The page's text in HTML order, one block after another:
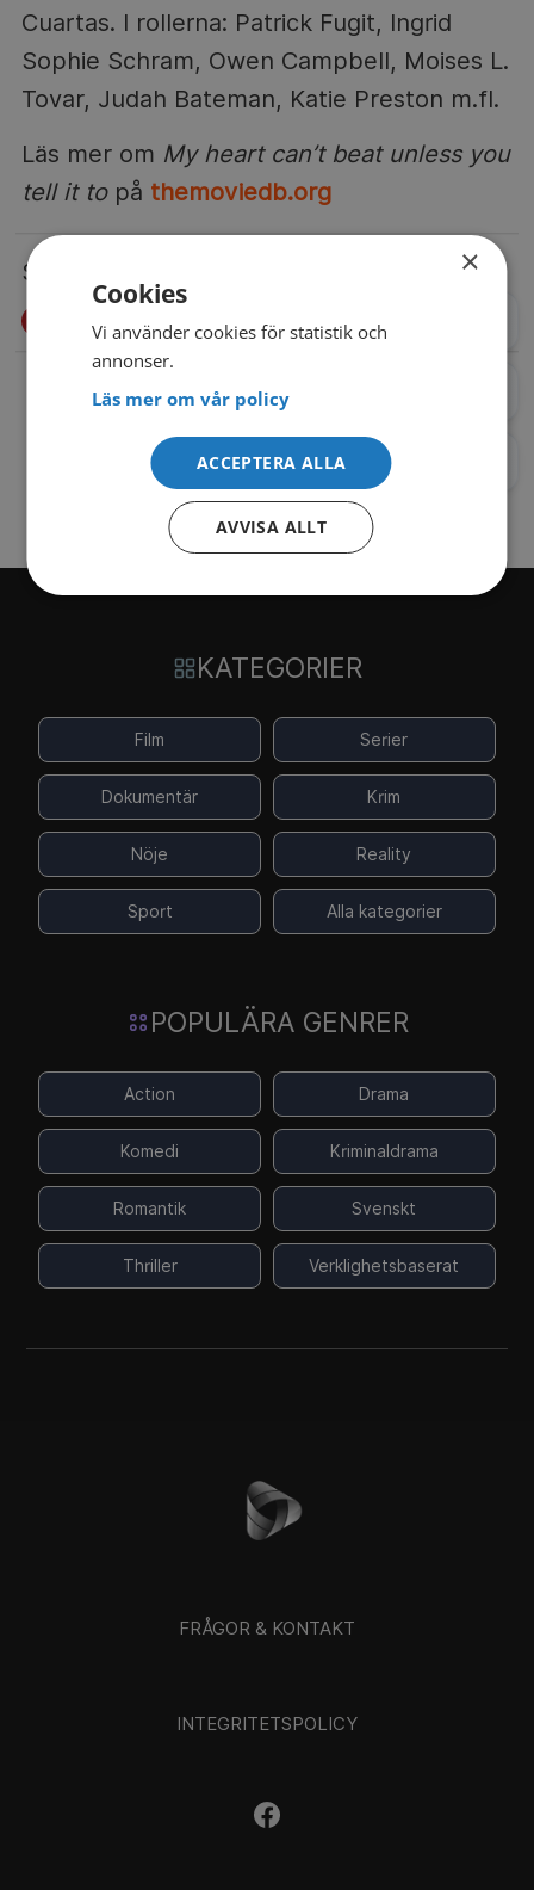
Cuartas. I rollerna: Patrick Fugit, Ingrid
Sophie Schram, Owen Campbell, Moises L.
Tovar, Judah Bateman, Katie Preston m.fl.
Läs mer om My heart can’t beat unless you
tell it topå themoviedb.org
STREAMING PÅ TV4 PLAY
Nya program
Kommande
Sista chansen
KATEGORIER
Film Serier
Dokumentär Krim
Nöje Reality
Sport Alla kategorier
POPULÄRA GENRER
Action Drama
Komedi Kriminaldrama
Romantik Svenskt
Thriller Verklighetsbaserat
FRÅGOR & KONTAKT
INTEGRITETSPOLICY
×
Cookies
Vi använder cookies för statistik och
annonser.
Läs mer om vår policy
ACCEPTERA ALLA
AVVISA ALLT